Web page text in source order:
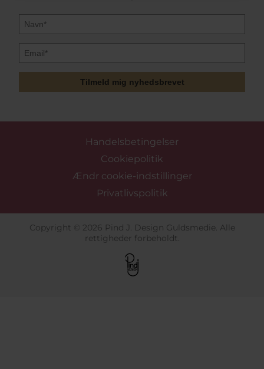
Tilmeld mig nyhedsbrevet
Handelsbetingelser
Cookiepolitik
Ændr cookie-indstillinger
Privatlivspolitik
Copyright © 2026 Pind J. Design Guldsmedie. Alle
rettigheder forbeholdt.